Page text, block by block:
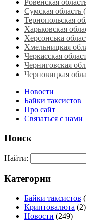
Сумская область‎
Тернопольская
Харьковская
Херсонська
Хмельницкая
Черкасская
Черниговская
Черновицкая
Новости
Байки таксистов
Про сайт
Связаться с нами
Поиск
Найти:
Категории
Байки таксистов
Криптовалюта (2)
Новости (249)